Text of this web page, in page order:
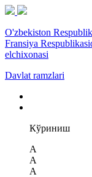
O'zbekiston
Fransiya
elchixonasi
Davlat ramzlari
Кўриниш
A
A
A